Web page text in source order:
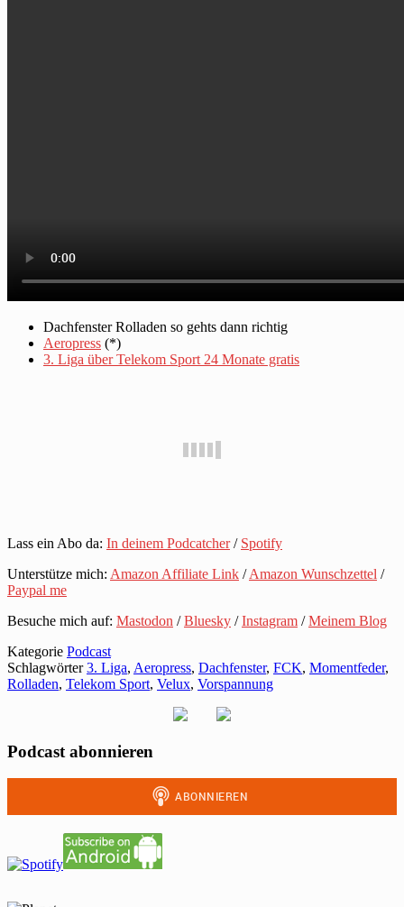
Dachfenster Rolladen so gehts dann richtig
Aeropress (*)
3. Liga über Telekom Sport 24 Monate gratis
Lass ein Abo da: In deinem Podcatcher/ Spotify
Unterstütze mich: Amazon Affiliate Link /Amazon Wunschzettel /
Paypal me
Besuche mich auf: Mastodon /Bluesky /Instagram /Meinem Blog
Kategorie Podcast
Schlagwörter3. Liga, Aeropress, Dachfenster, FCK, Momentfeder,
Rolladen, Telekom Sport, Velux, Vorspannung
Podcast abonnieren